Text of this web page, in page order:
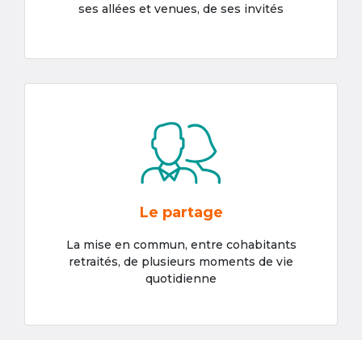
ses allées et venues, de ses invités
Le partage
La mise en commun, entre cohabitants
retraités, de plusieurs moments de vie
quotidienne